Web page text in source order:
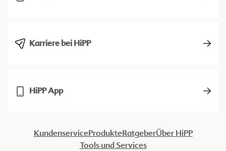
Karriere bei HiPP
HiPP App
KundenserviceProdukteRatgeberÜber HiPP
Tools und Services